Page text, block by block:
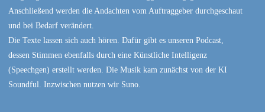
Anschließend werden die Andachten vom Auftraggeber durchgeschaut
und bei Bedarf verändert.
Die Texte lassen sich auch hören. Dafür gibt es unseren Podcast,
dessen Stimmen ebenfalls durch eine Künstliche Intelligenz
(Speechgen) erstellt werden. Die Musik kam zunächst von der KI
Soundful. Inzwischen nutzen wir Suno.